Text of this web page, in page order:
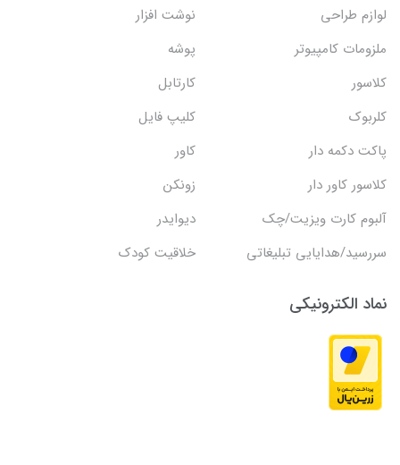
لوازم طراحی
نوشت افزار
ملزومات کامپیوتر
پوشه
کلاسور
کارتابل
کلربوک
کلیپ فایل
پاکت دکمه دار
کاور
کلاسور کاور دار
زونکن
آلبوم کارت ویزیت/چک
دیوایدر
سررسید/هدایایی تبلیغاتی
خلاقیت کودک
نماد الکترونیکی